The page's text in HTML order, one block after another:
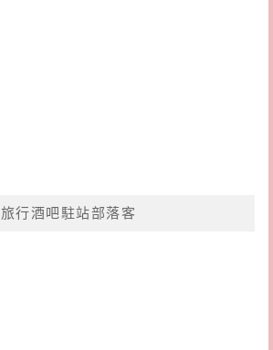
旅行酒吧駐站部落客